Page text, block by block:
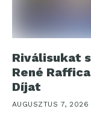
Riválisukat
René
Díjat
AUGUSZTUS 7, 2026